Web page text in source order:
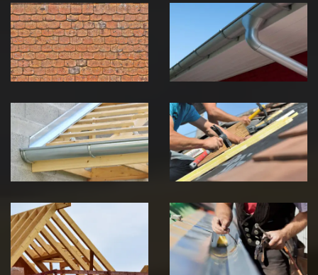
démoussage de
toiture 39
Jura
pose de
gouttière 39
Jura
Pose de
Chéneau 39
Jura
Réparation de
toiture 39
Jura
Traitement de
charpente 39
Jura
Travaux de
zinguerie 39
Jura